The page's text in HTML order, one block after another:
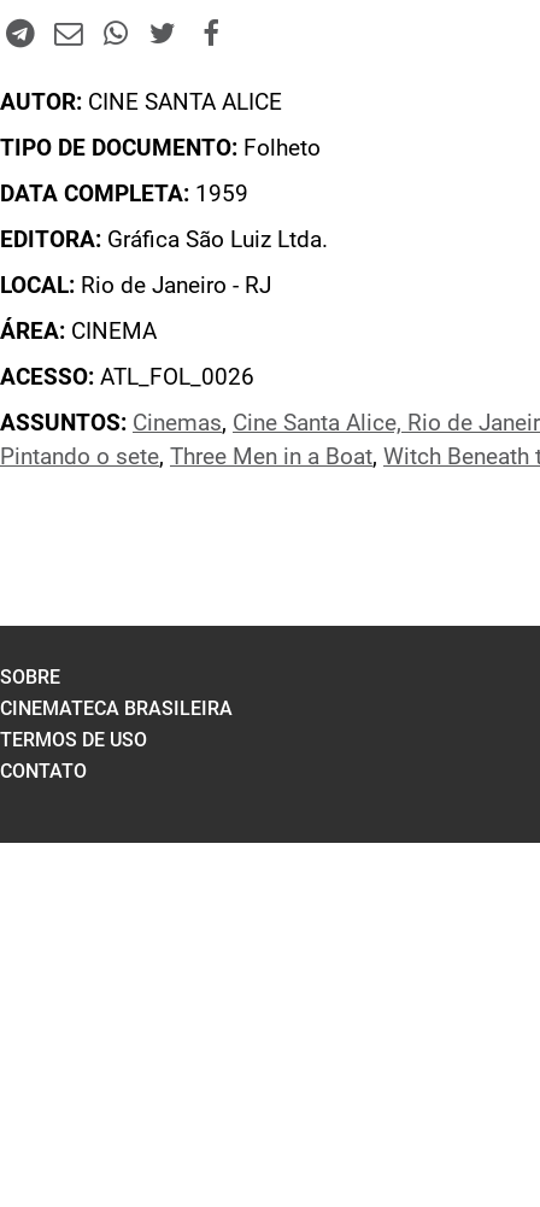
AUTOR: CINE SANTA ALICE
TIPO DE DOCUMENTO: Folheto
DATA COMPLETA: 1959
EDITORA: Gráfica São Luiz Ltda.
LOCAL: Rio de Janeiro - RJ
ÁREA: CINEMA
ACESSO: ATL_FOL_0026
ASSUNTOS: Cinemas, Cine Santa Alice, Rio de
Pintando o sete, Three Men in a Boat, Witch Beneath
SOBRE
CINEMATECA BRASILEIRA
TERMOS DE USO
CONTATO